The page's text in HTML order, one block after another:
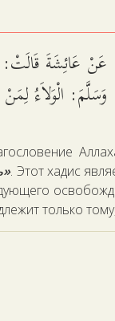
عَنْ عَائِشَةَ قَالَتْ:
وَسَلَّمَ: الْوَلاَءُ
. Этот хадис
только